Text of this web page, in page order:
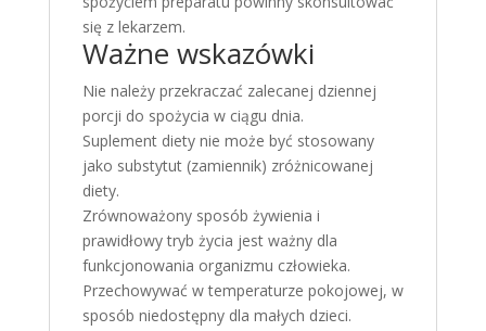
się z lekarzem.
Ważne wskazówki
Nie należy przekraczać zalecanej dziennej
porcji do spożycia w ciągu dnia.
Suplement diety nie może być stosowany
jako substytut (zamiennik) zróżnicowanej
diety.
Zrównoważony sposób żywienia i
prawidłowy tryb życia jest ważny dla
funkcjonowania organizmu człowieka.
Przechowywać w temperaturze pokojowej, w
sposób niedostępny dla małych dzieci.